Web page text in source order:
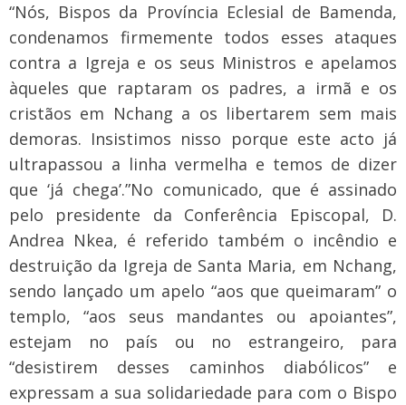
“Nós, Bispos da Província Eclesial de Bamenda,
condenamos firmemente todos esses ataques
contra a Igreja e os seus Ministros e apelamos
àqueles que raptaram os padres, a irmã e os
cristãos em Nchang a os libertarem sem mais
demoras. Insistimos nisso porque este acto já
ultrapassou a linha vermelha e temos de dizer
que ‘já chega’.”No comunicado, que é assinado
pelo presidente da Conferência Episcopal, D.
Andrea Nkea, é referido também o incêndio e
destruição da Igreja de Santa Maria, em Nchang,
sendo lançado um apelo “aos que queimaram” o
templo, “aos seus mandantes ou apoiantes”,
estejam no país ou no estrangeiro, para
“desistirem desses caminhos diabólicos” e
expressam a sua solidariedade para com o Bispo